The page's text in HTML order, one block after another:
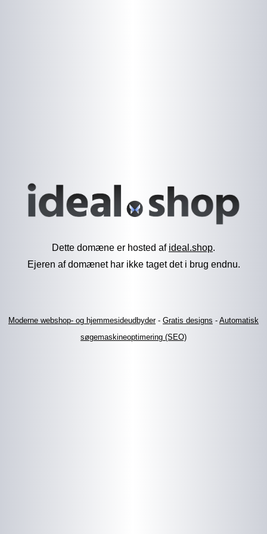
Dette domæne er hosted af ideal.shop.
Ejeren af domænet har ikke taget det i brug endnu.
Moderne webshop- og hjemmesideudbyder- Gratis designs - Automatisk
søgemaskineoptimering (SEO)